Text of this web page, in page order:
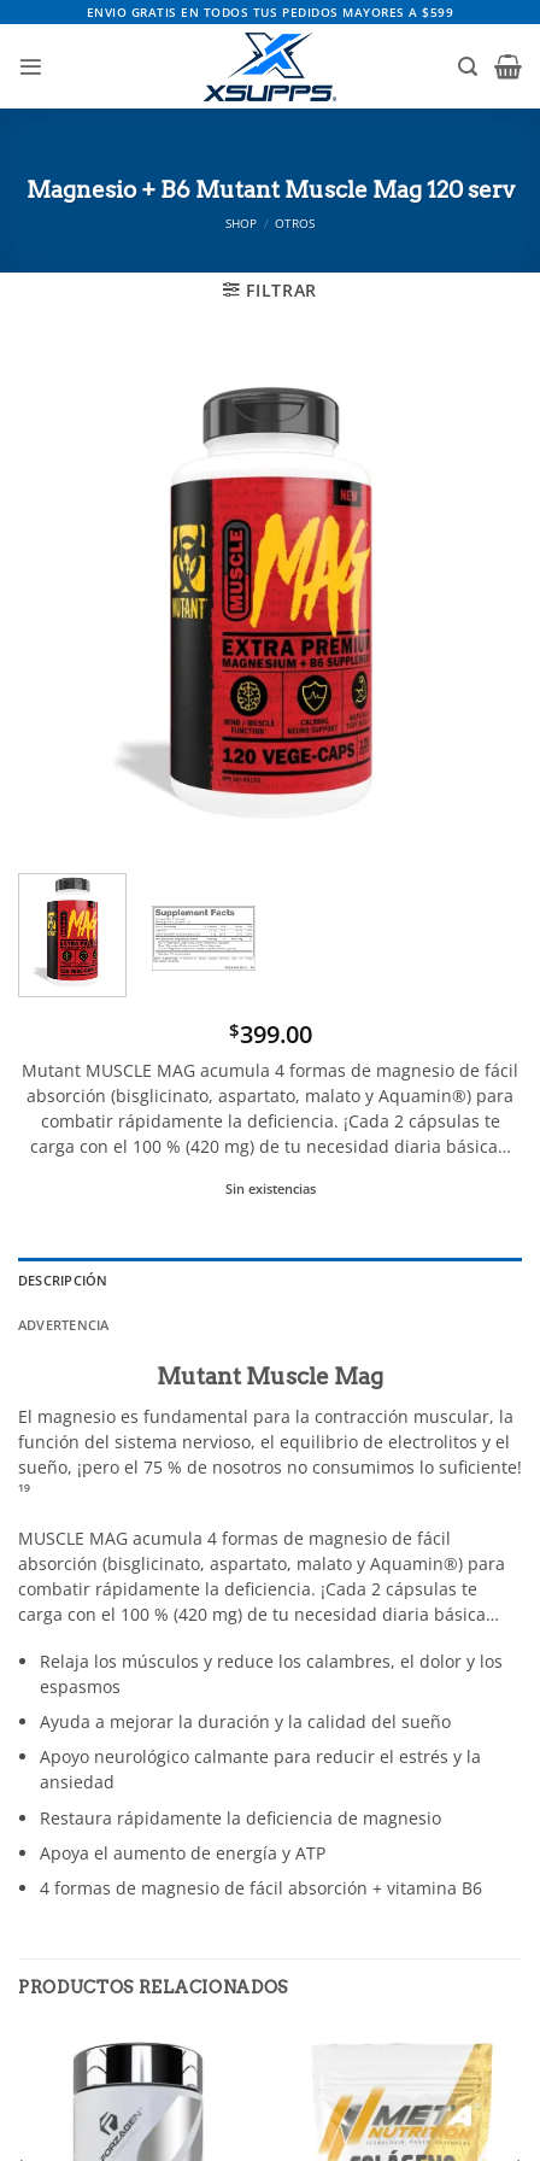
contenido
ENVIO GRATIS EN TODOS TUS PEDIDOS MAYORES A $599
Magnesio + B6 Mutant Muscle Mag 120 serv
SHOP / OTROS
FILTRAR
$399.00
Mutant MUSCLE MAG acumula 4 formas de magnesio de fácil
absorción (bisglicinato, aspartato, malato y Aquamin®) para
combatir rápidamente la deficiencia. ¡Cada 2 cápsulas te
carga con el 100 % (420 mg) de tu necesidad diaria básica…
Sin existencias
DESCRIPCIÓN
ADVERTENCIA
Mutant Muscle Mag
El magnesio es fundamental para la contracción muscular, la
función del sistema nervioso, el equilibrio de electrolitos y el
sueño, ¡pero el 75 % de nosotros no consumimos lo suficiente!
¹⁹
MUSCLE MAG acumula 4 formas de magnesio de fácil
absorción (bisglicinato, aspartato, malato y Aquamin®) para
combatir rápidamente la deficiencia. ¡Cada 2 cápsulas te
carga con el 100 % (420 mg) de tu necesidad diaria básica…
Relaja los músculos y reduce los calambres, el dolor y los
espasmos
Ayuda a mejorar la duración y la calidad del sueño
Apoyo neurológico calmante para reducir el estrés y la
ansiedad
Restaura rápidamente la deficiencia de magnesio
Apoya el aumento de energía y ATP
4 formas de magnesio de fácil absorción + vitamina B6
PRODUCTOS RELACIONADOS